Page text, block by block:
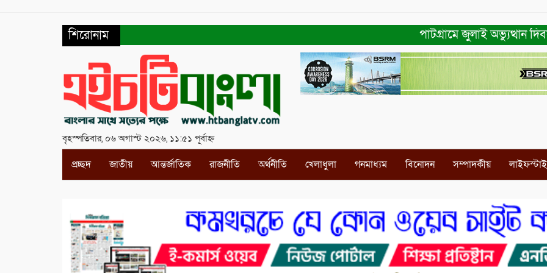
শিরোনাম পাটগ্রামে জুলাই অভ্যুত্থান দিবস
বৃহস্পতিবার, ০৬ অগাস্ট ২০২৬, ১১:৫১ পূর্বাহ্ন
প্রচ্ছদ জাতীয় আন্তর্জাতিক রাজনীতি অর্থনীতি খেলাধুলা গনমাধ্যম বিনোদন সম্পাদকীয়